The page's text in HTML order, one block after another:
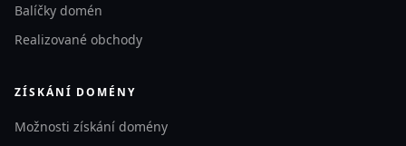
Balíčky domén
Realizované obchody
ZÍSKÁNÍ DOMÉNY
Možnosti získání domény